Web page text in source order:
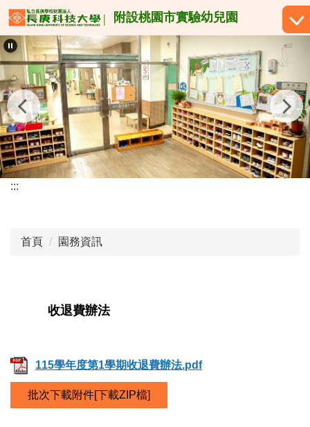
跳
到
主
要
內
容
區
附設桃園市實驗幼兒園
:::
首頁 園務資訊
收退費辦法
115學年度第1學期收退費辦法.pdf
批次下載附件[下載ZIP檔]